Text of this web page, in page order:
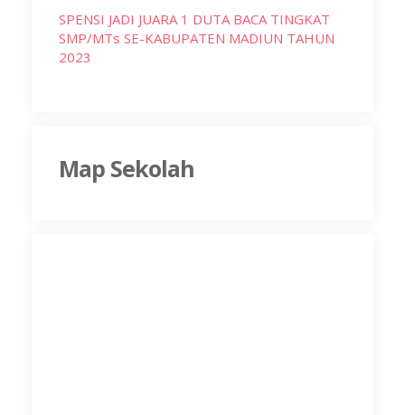
SPENSI JADI JUARA 1 DUTA BACA TINGKAT
SMP/MTs SE-KABUPATEN MADIUN TAHUN
2023
Map Sekolah